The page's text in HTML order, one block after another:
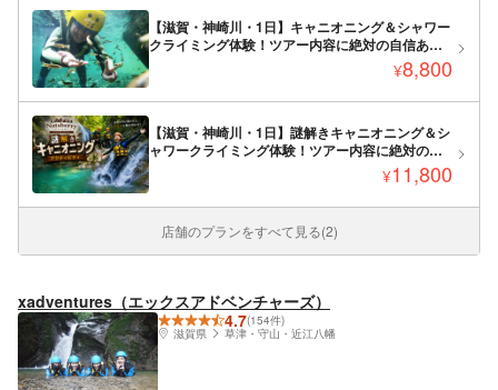
【滋賀・神崎川・1日】キャニオニング＆シャワー
クライミング体験！ツアー内容に絶対の自信あ
¥8,800
【滋賀・神崎川・1日】謎解きキャニオニング＆シ
ャワークライミング体験！ツアー内容に絶対の自
¥11,800
店舗のプランをすべて見る(2)
xadventures（エックスアドベンチャーズ）
4.7(154件)
滋賀県
草津・守山・近江八幡